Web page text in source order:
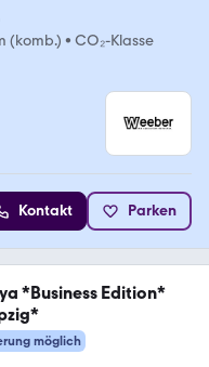
(komb.) • CO₂-Klasse
Kontakt Parken
möglich